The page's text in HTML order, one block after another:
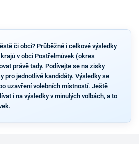
či obci? Průběžné i celkové výsledky
v obci Postřelmůvek (okres
právě tady. Podívejte se na zisky
pro jednotlivé kandidáty. Výsledky se
uzavření volebních místností. Ještě
i na výsledky v minulých volbách, a to